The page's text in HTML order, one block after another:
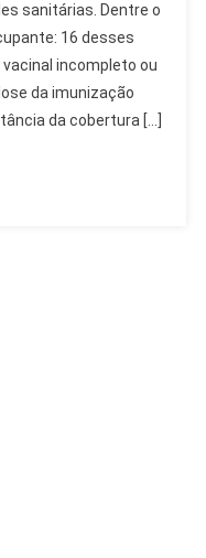
sanitárias. Dentre o
16 desses
incompleto ou
da imunização
da cobertura […]